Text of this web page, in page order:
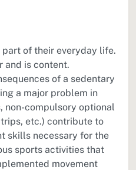
part of their everyday life.
and is content.
of a sedentary
a major problem in
non-compulsory optional
etc.) contribute to
skills necessary for the
sports activities that
movement